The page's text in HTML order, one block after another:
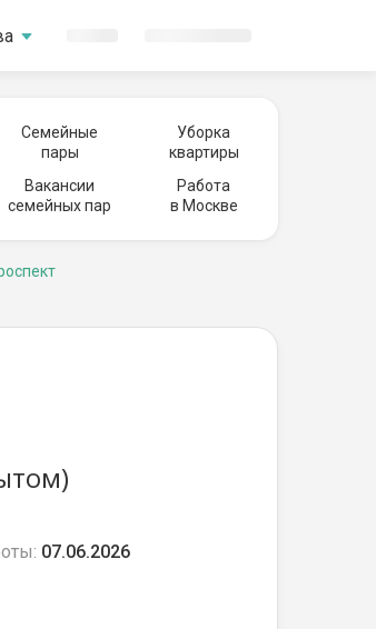
Семейные
пары
Уборка
квартиры
Вакансии
семейных пар
Работа
в Москве
07.06.2026